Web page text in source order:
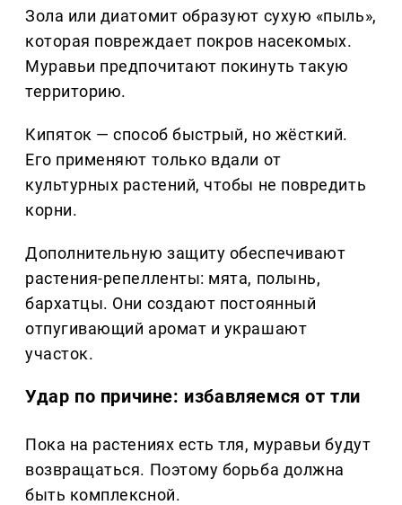
Зола или диатомит образуют сухую «пыль»,
которая повреждает покров насекомых.
Муравьи предпочитают покинуть такую
территорию.
Кипяток — способ быстрый, но жёсткий.
Его применяют только вдали от
культурных растений, чтобы не повредить
корни.
Дополнительную защиту обеспечивают
растения-репелленты: мята, полынь,
бархатцы. Они создают постоянный
отпугивающий аромат и украшают
участок.
Удар по причине: избавляемся от тли
Пока на растениях есть тля, муравьи будут
возвращаться. Поэтому борьба должна
быть комплексной.